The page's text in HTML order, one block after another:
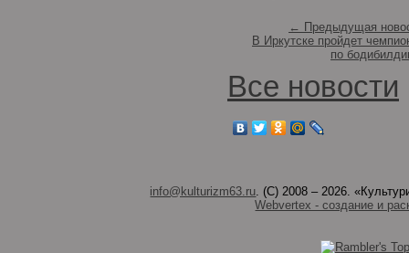
← Предыдущая
В Иркутске пройдет
по
Все новости
info@kulturizm63.ru. (C) 2008 – 2026.
Webvertex - создание и